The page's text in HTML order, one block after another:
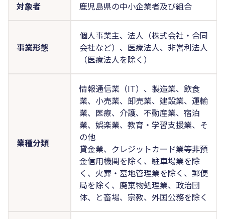
対象者 鹿児島県の中小企業者及び組合
事業形態
個人事業主、法人（株式会社・合同
会社など）、医療法人、非営利法人
（医療法人を除く）
業種分類
情報通信業（IT）、製造業、飲食
業、小売業、卸売業、建設業、運輸
業、医療、介護、不動産業、宿泊
業、娯楽業、教育・学習支援業、そ
の他
貸金業、クレジットカード業等非預
金信用機関を除く、駐車場業を除
く、火葬・墓地管理業を除く、郵便
局を除く、廃棄物処理業、政治団
体、と畜場、宗教、外国公務を除く